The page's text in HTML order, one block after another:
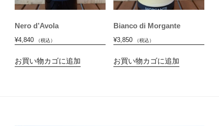
Nero d’Avola
¥4,840 （税込）
お買い物カゴに追加
Bianco di Morgante
¥3,850 （税込）
お買い物カゴに追加